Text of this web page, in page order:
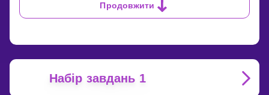
Продовжити
Набір завдань 1